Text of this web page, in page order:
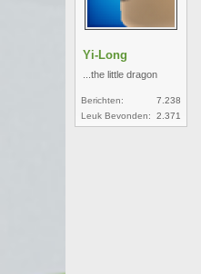
Yi-Long
...the little dragon
Berichten:
7.238
Leuk Bevonden:
2.371